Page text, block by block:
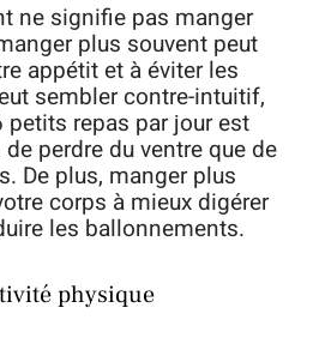
ne signifie pas manger
plus souvent peut
appétit et à éviter les
sembler contre-intuitif,
repas par jour est
perdre du ventre que de
De plus, manger plus
corps à mieux digérer
les ballonnements.
physique